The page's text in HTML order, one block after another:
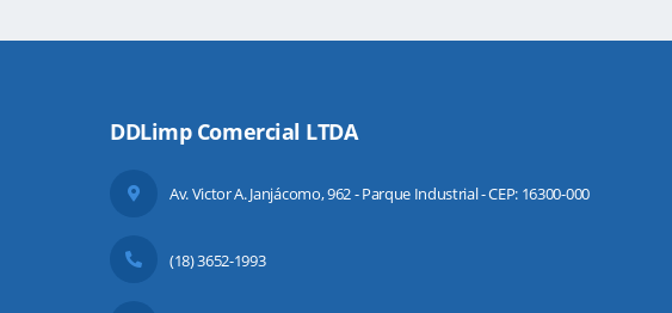
DDLimp Comercial LTDA
Av. Victor A. Janjácomo, 962 - Parque Industrial - CEP: 16300-000
(18) 3652-1993